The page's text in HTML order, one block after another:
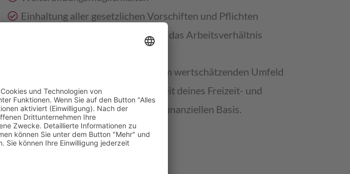
Einhaltung aller gesetzlichen Vorschiften und Pflichten
Individuelle Betreuung, auch über das Arbeitsverhältnis
Ein respektvoller Umgang in einem wertschätzenden Umfeld
Wir versprechen dir die Planbarkeit deines Freizeit- und
Familienlebens auf einer soliden, finanziellen Basis.